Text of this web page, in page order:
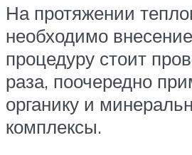
На протяжении
необходимо
процедуру стоит
раза, поочередно
органику и
комплексы.